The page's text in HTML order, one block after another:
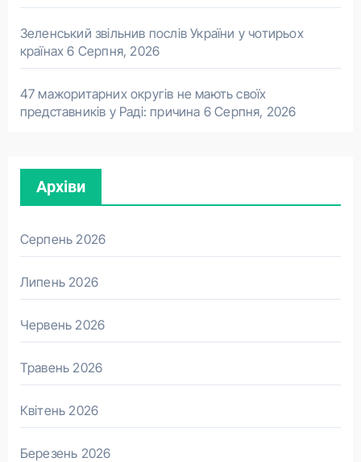
Зеленський звільнив послів України у чотирьох
країнах 6 Серпня, 2026
47 мажоритарних округів не мають своїх
представників у Раді: причина 6 Серпня, 2026
Архіви
Серпень 2026
Липень 2026
Червень 2026
Травень 2026
Квітень 2026
Березень 2026